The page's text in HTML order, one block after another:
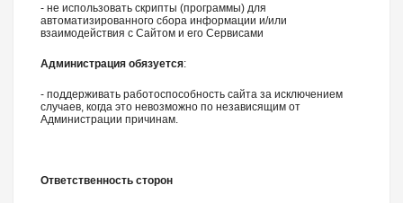
- не использовать скрипты (программы) для
автоматизированного сбора информации и/или
взаимодействия с Сайтом и его Сервисами
Администрация обязуется:
- поддерживать работоспособность сайта за исключением
случаев, когда это невозможно по независящим от
Администрации причинам.
Ответственность сторон